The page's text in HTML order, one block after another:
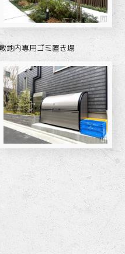
地内専用ゴミ置き場